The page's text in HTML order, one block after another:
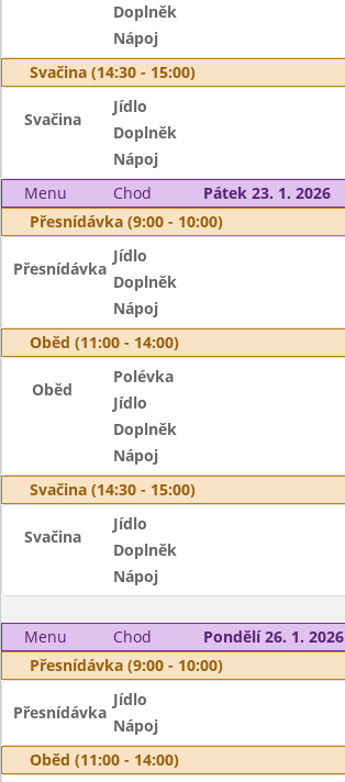
Doplněk
Nápoj
Svačina (14:30 - 15:00)
Svačina
Jídlo
Doplněk
Nápoj
Menu
Chod
Pátek 23. 1. 2026
Přesnídávka (9:00 - 10:00)
Přesnídávka
Jídlo
Doplněk
Nápoj
Oběd (11:00 - 14:00)
Oběd
Polévka
Jídlo
Doplněk
Nápoj
Svačina (14:30 - 15:00)
Svačina
Jídlo
Doplněk
Nápoj
Menu Chod
Pondělí 26. 1. 2026
Přesnídávka (9:00 - 10:00)
Přesnídávka
Jídlo
Nápoj
Oběd (11:00 - 14:00)